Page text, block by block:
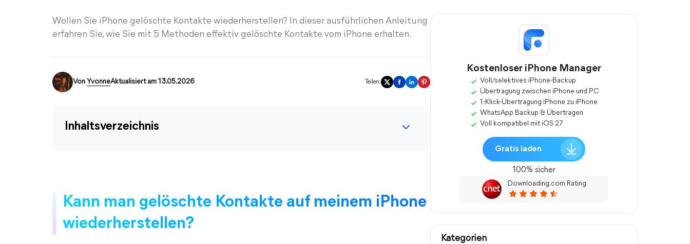
Wollen Sie iPhone gelöschte Kontakte wiederherstellen? In dieser ausführlichen Anleitung
erfahren Sie, wie Sie mit 5 Methoden effektiv gelöschte Kontakte vom iPhone erhalten.
Von YvonneAktualisiert am 13.05.2026 Teilen:
Inhaltsverzeichnis
Kann man gelöschte Kontakte auf meinem iPhone
wiederherstellen?
Kostenloser iPhone Manager
Voll/selektives iPhone-Backup
Übertragung zwischen iPhone und PC
1-Klick-Übertragung iPhone zu iPhone
WhatsApp Backup & Übertragen
Voll kompatibel mit iOS 27
Gratis laden
100% sicher
Downloading.com Rating
Kategorien